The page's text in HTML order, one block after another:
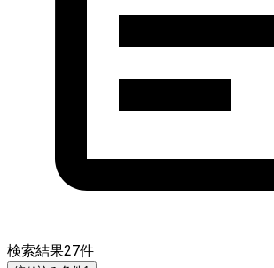
検索結果27件